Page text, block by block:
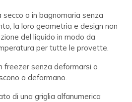
o in bagnomaria senza
la loro geometria e design non
del liquido in modo da
per tutte le provette.
freezer senza deformarsi o
o deformano.
di una griglia alfanumerica